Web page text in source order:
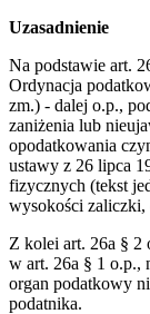
Uzasadnienie
Na podstawie art.
Ordynacja
zm.) - dalej o.p.,
zaniżenia lub
opodatkowania
ustawy z 26 lipca
fizycznych (tekst
wysokości zaliczki,
Z kolei art. 26a § 2
w art. 26a § 1 o.p.,
organ podatkowy
podatnika.